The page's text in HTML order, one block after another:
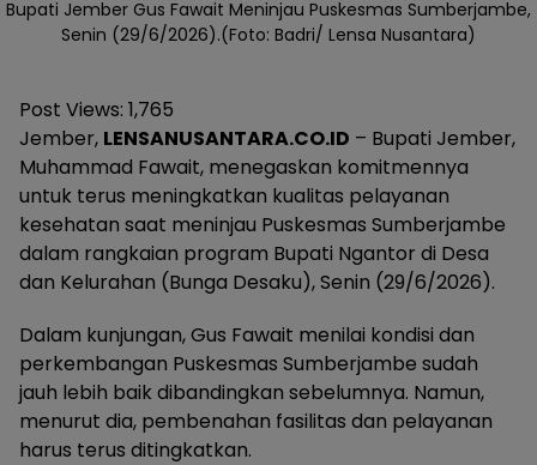
Bupati Jember Gus Fawait Meninjau Puskesmas Sumberjambe,
Senin (29/6/2026).(Foto: Badri/ Lensa Nusantara)
Post Views: 1,765
Jember, LENSANUSANTARA.CO.ID – Bupati Jember,
Muhammad Fawait, menegaskan komitmennya
untuk terus meningkatkan kualitas pelayanan
kesehatan saat meninjau Puskesmas Sumberjambe
dalam rangkaian program Bupati Ngantor di Desa
dan Kelurahan (Bunga Desaku), Senin (29/6/2026).
Dalam kunjungan, Gus Fawait menilai kondisi dan
perkembangan Puskesmas Sumberjambe sudah
jauh lebih baik dibandingkan sebelumnya. Namun,
menurut dia, pembenahan fasilitas dan pelayanan
harus terus ditingkatkan.